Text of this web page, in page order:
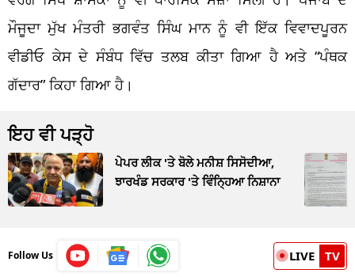
ਮੌਜੂਦਾ ਮੁੱਖ ਮੰਤਰੀ ਭਗਵੰਤ ਸਿੰਘ ਮਾਨ ਨੂੰ ਵੀ ਇੱਕ ਵਿਵਾਦਪੂਰਨ
ਵੀਡੀਓ ਕੇਸ ਦੇ ਸੰਬੰਧ ਵਿੱਚ ਤਲਬ ਕੀਤਾ ਗਿਆ ਹੈ ਅਤੇ “ਪੰਥਕ
ਗੱਦਾਰ” ਕਿਹਾ ਗਿਆ ਹੈ।
ਇਹ ਵੀ ਪੜ੍ਹੋ
ਪੇਪਰ ਲੀਕ 'ਤੇ ਬੋਲੇ ਮਨੀਸ਼ ਸਿਸੋਦੀਆ,
ਝਾਰਖੰਡ ਸਰਕਾਰ 'ਤੇ ਵਿੰਨ੍ਹਿਆ ਨਿਸ਼ਾਨਾ
Follow Us LIVE TV